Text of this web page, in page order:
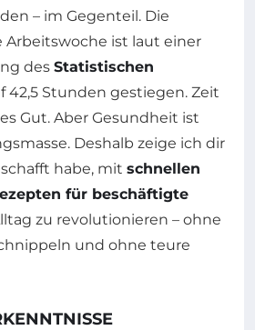
– im Gegenteil. Die
ist laut einer
des Statistischen
42,5 Stunden gestiegen. Zeit
Gut. Aber Gesundheit ist
Deshalb zeige ich dir
habe, mit schnellen
für beschäftigte
zu revolutionieren – ohne
und ohne teure